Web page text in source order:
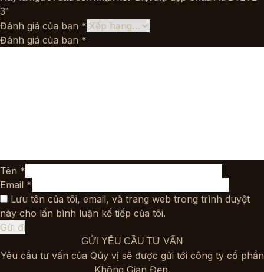
3”
Đánh giá của bạn *
Đánh giá của bạn *
Tên *
Email *
Lưu tên của tôi, email, và trang web trong trình duyệt
này cho lần bình luận kế tiếp của tôi.
GỬI YÊU CẦU TƯ VẤN
Yêu cầu tư vấn của Qúy vị sẽ được gửi tới công ty cổ phần
Không Gian Đẹp.